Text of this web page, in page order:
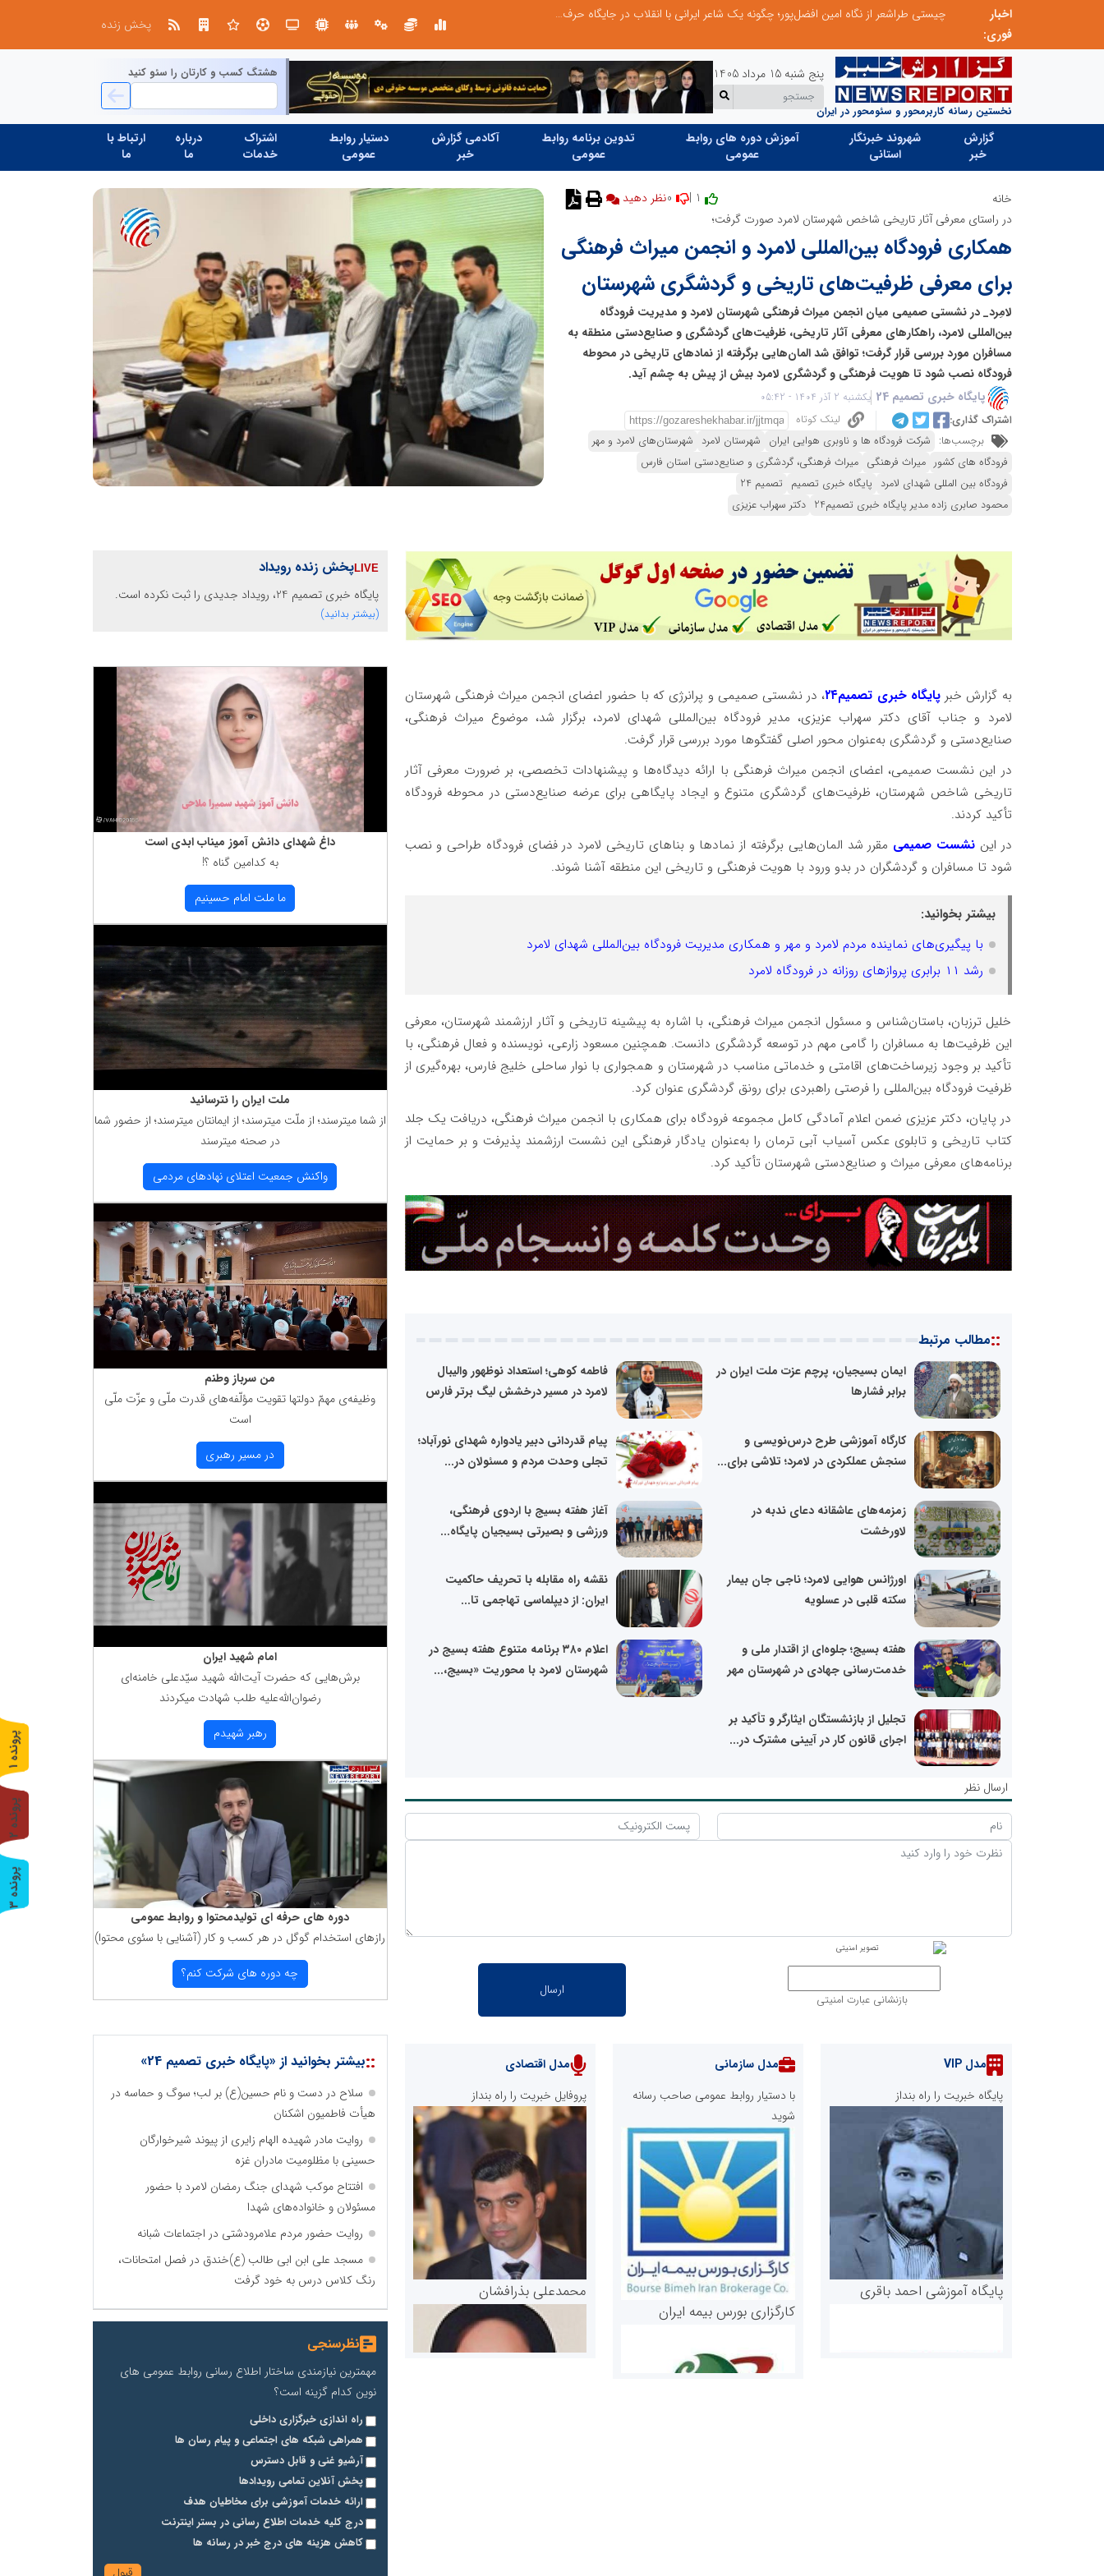
اخبار
فوری:
چیستی طراشعر از نگاه امین افضل‌پور؛ چگونه یک شاعر ایرانی با انقلاب در جایگاه حرف، شعر را از متن خطی به میدان ادراک بصری تبدیل کرد؟
پخش زنده
نخستین رسانه کاربرمحور و سئومحور در ایران
پنج شنبه 15 مرداد 1405 هشتگ کسب و کارتان را سئو کنید
گزارش
خبر
شهروند خبرنگار
استانی
آموزش دوره های روابط
عمومی
تدوین برنامه روابط
عمومی
آکادمی گزارش
خبر
دستیار روابط
عمومی
اشتراک
خدمات
درباره
ما
ارتباط با
ما
خانه
نظر دهید
در راستای معرفی آثار تاریخی شاخص شهرستان لامرد صورت گرفت؛
همکاری فرودگاه بین‌المللی لامرد و انجمن میراث فرهنگی
برای معرفی ظرفیت‌های تاریخی و گردشگری شهرستان
لامِرد_ در نشستی صمیمی میان انجمن میراث فرهنگی شهرستان لامرد و مدیریت فرودگاه
بین‌المللی لامرد، راهکارهای معرفی آثار تاریخی، ظرفیت‌های گردشگری و صنایع‌دستی منطقه به
مسافران مورد بررسی قرار گرفت؛ توافق شد المان‌هایی برگرفته از نمادهای تاریخی در محوطه
فرودگاه نصب شود تا هویت فرهنگی و گردشگری لامرد بیش از پیش به چشم آید.
پایگاه خبری تصمیم 24
یکشنبه 2 آذر 1404 - 05:42
اشتراک گذاری:
لینک کوتاه
برچسب‌ها: شرکت فرودگاه ها و ناوبری هوایی ایران شهرستان لامرد شهرستان‌های لامرد و مهر
فرودگاه های کشور میراث فرهنگی میراث‌ فرهنگی، گردشگری و صنایع‌دستی استان فارس
فرودگاه بین المللی شهدای لامرد پایگاه خبری تصمیم تصمیم 24
محمود صابری زاده مدیر پایگاه خبری تصمیم24
دکتر سهراب عزیزی
به گزارش خبر پایگاه خبری تصمیم۲۴
، در نشستی صمیمی و پرانرژی که با حضور اعضای انجمن میراث فرهنگی شهرستان
لامرد و جناب آقای دکتر سهراب عزیزی، مدیر فرودگاه بین‌المللی شهدای لامرد، برگزار شد، موضوع میراث فرهنگی،
صنایع‌دستی و گردشگری به‌عنوان محور اصلی گفتگوها مورد بررسی قرار گرفت.
در این نشست صمیمی، اعضای انجمن میراث فرهنگی با ارائه دیدگاه‌ها و پیشنهادات تخصصی، بر ضرورت معرفی آثار
تاریخی شاخص شهرستان، ظرفیت‌های گردشگری متنوع و ایجاد پایگاهی برای عرضه صنایع‌دستی در محوطه فرودگاه
تأکید کردند.
در ایننشست صمیمی مقرر شد المان‌هایی برگرفته از نمادها و بناهای تاریخی لامرد در فضای فرودگاه طراحی و نصب
شود تا مسافران و گردشگران در بدو ورود با هویت فرهنگی و تاریخی این منطقه آشنا شوند.
بیشتر بخوانید:
با پیگیری‌های نماینده مردم لامرد و مهر و همکاری مدیریت فرودگاه بین‌المللی شهدای لامرد
رشد ۱۱ برابری پروازهای روزانه در فرودگاه لامرد
خلیل ترزبان، باستان‌شناس و مسئول انجمن میراث فرهنگی، با اشاره به پیشینه تاریخی و آثار ارزشمند شهرستان، معرفی
این ظرفیت‌ها به مسافران را گامی مهم در توسعه گردشگری دانست. همچنین مسعود زارعی، نویسنده و فعال فرهنگی، با
تأکید بر وجود زیرساخت‌های اقامتی و خدماتی مناسب در شهرستان و همجواری با نوار ساحلی خلیج فارس، بهره‌گیری از
ظرفیت فرودگاه بین‌المللی را فرصتی راهبردی برای رونق گردشگری عنوان کرد.
در پایان، دکتر عزیزی ضمن اعلام آمادگی کامل مجموعه فرودگاه برای همکاری با انجمن میراث فرهنگی، دریافت یک جلد
کتاب تاریخی و تابلوی عکس آسیاب آبی ترمان را به‌عنوان یادگار فرهنگی این نشست ارزشمند پذیرفت و بر حمایت از
برنامه‌های معرفی میراث و صنایع‌دستی شهرستان تأکید کرد.
::مطالب مرتبط
ایمان بسیجیان، پرچم عزت ملت ایران در
برابر فشارها
فاطمه کوهی؛ استعداد نوظهور والیبال
لامرد در مسیر درخشش لیگ برتر فارس
کارگاه آموزشی طرح درس‌نویسی و
سنجش عملکردی در لامرد؛ تلاشی برای...
پیام قدردانی دبیر یادواره شهدای نورآباد؛
تجلی وحدت مردم و مسئولان در...
زمزمه‌های عاشقانه دعای ندبه در
لاورخشت
آغاز هفته بسیج با اردوی فرهنگی،
ورزشی و بصیرتی بسیجیان پایگاه...
اورژانس هوایی لامرد؛ ناجی جان بیمار
سکته قلبی در عسلویه
نقشه راه مقابله با تحریف حاکمیت
ایران: از دیپلماسی تهاجمی تا...
هفته بسیج؛ جلوه‌ای از اقتدار ملی و
خدمت‌رسانی جهادی در شهرستان مهر
اعلام ۳۸۰ برنامه متنوع هفته بسیج در
شهرستان لامرد با محوریت «بسیج،...
تجلیل از بازنشستگان ایثارگر و تأکید بر
اجرای قانون کار در آیینی مشترک در...
ارسال نظر
بازنشانی عبارت امنیتی
مدل VIP
پایگاه خبریت را راه بنداز
پایگاه آموزشی احمد باقری
مدل سازمانی
با دستیار روابط عمومی صاحب رسانه
شوید
کارگزاری بورس بیمه ایران
مدل اقتصادی
پروفایل خبریت را راه بنداز
محمدعلی بذرافشان
پخش زنده رویداد
پایگاه خبری تصمیم 24، رویداد جدیدی را ثبت نکرده است.
(بیشتر بدانید)
داغ شهدای دانش آموز میناب ابدی است
به كدامین گناه ؟!
ما ملت امام حسینیم
ملت ایران را نترسانید
از شما میترسند؛ از ملّت میترسند؛ از ایمانتان میترسند؛ از حضور شما
در صحنه میترسند
واكنش جمعیت اعتلای نهادهای مردمی
من سرباز وطنم
وظیفه‌ی مهمّ دولتها تقویت مؤلّفه‌های قدرت ملّی و عزّت ملّی
است
در مسیر رهبری
امام شهید ایران
برش‌هایی كه حضرت آیت‌الله شهید سیّدعلی خامنه‌ای
رضوان‌الله‌علیه طلب شهادت میكردند
رهبر شهیدم
دوره های حرفه ای تولیدمحتوا و روابط عمومی
رازهای استخدام گوگل در هر كسب و كار (آشنایی با سئوی محتوا)
چه دوره های شركت كنم؟
::بیشتر بخوانید از «پایگاه خبری تصمیم 24»
سلاح در دست و نام حسین(ع) بر لب؛ سوگ و حماسه در
هیأت فاطمیون اشکنان
روایت مادر شهیده الهام زایری از پیوند شیرخوارگان
حسینی با مظلومیت مادران غزه
افتتاح موکب شهدای جنگ رمضان لامرد با حضور
مسئولان و خانواده‌های شهدا
روایت حضور مردم علامرودشتی در اجتماعات شبانه
مسجد علی ابن ابی طالب (ع)خندق در فصل امتحانات،
رنگ کلاس درس به خود گرفت
نظرسنجی
مهمترین نیازمندی ساختار اطلاع رسانی روابط عمومی های
نوین کدام گزینه است؟
راه اندازی خبرگزاری داخلی
همراهی شبکه های اجتماعی و پیام رسان ها
آرشیو غنی و قابل دسترس
پخش آنلاین تمامی رویدادها
ارائه خدمات آموزشی برای مخاطیان هدف
درج کلیه خدمات اطلاع رسانی در بستر اینترنت
کاهش هزینه های درج خبر در رسانه ها
پ
ر
و
ن
د
ه
1
پ
ر
و
ن
د
ه
2
پ
ر
و
ن
د
ه
3